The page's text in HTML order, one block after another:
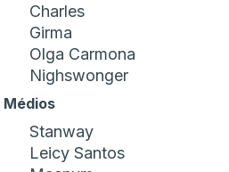
Charles
Girma
Olga Carmona
Nighswonger
Médios
Stanway
Leicy Santos